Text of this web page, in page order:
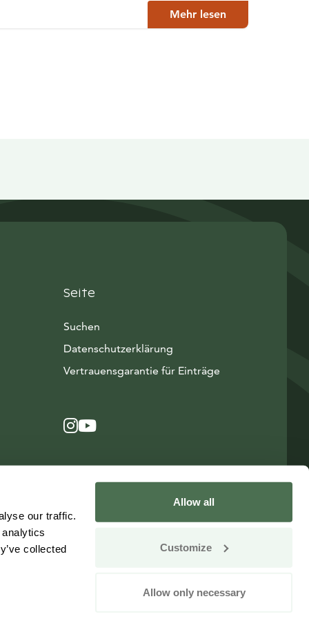
our traffic.
collected
Allow all
Customize
Allow only necessary
Mehr lesen
Seite
Suchen
Datenschutzerklärung
Vertrauensgarantie für Einträge
Instagram
Avautuu uuteen ikkunaan
YouTube
Avautuu uuteen ikkunaan
Change your consent